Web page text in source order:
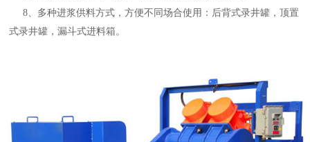
8、多种进浆供料方式，方便不同场合使用：后背式录井罐，顶置
式录井罐，漏斗式进料箱。